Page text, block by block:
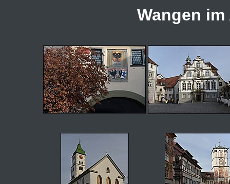
Wangen im